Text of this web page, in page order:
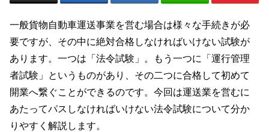
一般貨物自動車運送事業を営む場合は様々な手続きが必
要ですが、その中に絶対合格しなければいけない試験が
あります。一つは「法令試験」。もう一つに「運行管理
者試験」というものがあり、その二つに合格して初めて
開業へ繋ぐことができるのです。今回は運送業を営むに
あたってパスしなければいけない法令試験について分か
りやすく解説します。